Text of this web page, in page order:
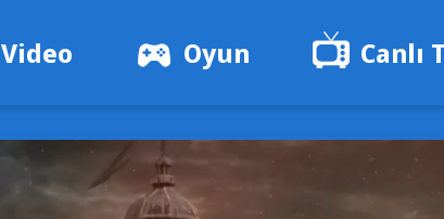
Video Oyun Canlı